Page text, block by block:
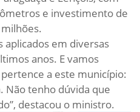
e investimento de
aplicados em diversas
anos. E vamos
a este município:
Não tenho dúvida que
destacou o ministro.